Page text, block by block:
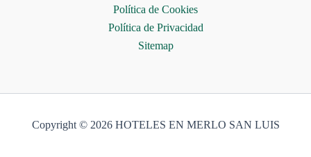
Política de Cookies
Política de Privacidad
Sitemap
Copyright © 2026 HOTELES EN MERLO SAN LUIS